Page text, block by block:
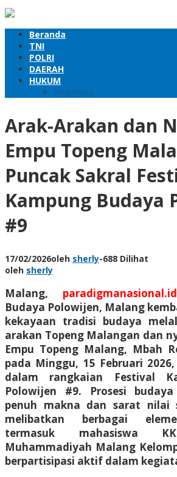
Beranda
TNI
POLRI
DAERAH
HUKUM
KRIMINAL
Arak-Arakan dan
Empu Topeng
Puncak Sakral
Kampung Budaya
#9
17/02/2026oleh sherly-688 Dilihat
oleh sherly
Malang, paradigmanasional.id
Budaya Polowijen, Malang
kekayaan tradisi budaya
arakan Topeng Malangan dan
Empu Topeng Malang, Mbah
pada Minggu, 15 Februari
dalam rangkaian Festival
Polowijen #9. Prosesi
penuh makna dan sarat nilai
melibatkan berbagai
termasuk mahasiswa
Muhammadiyah Malang
berpartisipasi aktif dalam